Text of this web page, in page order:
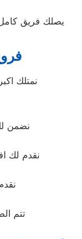
يصلك فريق كامل
نمتلك
نضمن
نقدم لك
نقدم ضمان
تتم